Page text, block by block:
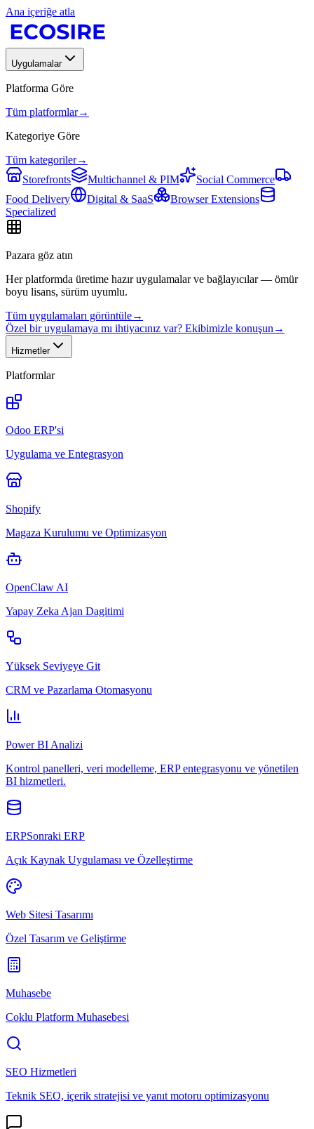
Ana içeriğe atla
Uygulamalar
Platforma Göre
Tüm platformlar→
Kategoriye Göre
Tüm kategoriler→
Storefronts
Multichannel & PIM
Social Commerce
Food Delivery
Digital & SaaS
Browser Extensions
Specialized
Pazara göz atın
Her platformda üretime hazır uygulamalar ve bağlayıcılar — ömür
boyu lisans, sürüm uyumlu.
Tüm uygulamaları görüntüle→
Özel bir uygulamaya mı ihtiyacınız var? Ekibimizle konuşun →
Hizmetler
Platformlar
Odoo ERP'si
Uygulama ve Entegrasyon
Shopify
Magaza Kurulumu ve Optimizasyon
OpenClaw AI
Yapay Zeka Ajan Dagitimi
Yüksek Seviyeye Git
CRM ve Pazarlama Otomasyonu
Power BI Analizi
Kontrol panelleri, veri modelleme, ERP entegrasyonu ve yönetilen
BI hizmetleri.
ERPSonraki ERP
Açık Kaynak Uygulaması ve Özelleştirme
Web Sitesi Tasarımı
Özel Tasarım ve Geliştirme
Muhasebe
Coklu Platform Muhasebesi
SEO Hizmetleri
Teknik SEO, içerik stratejisi ve yanıt motoru optimizasyonu